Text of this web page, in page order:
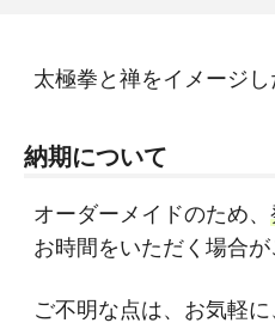
太極拳と禅をイメージし
納期について
オーダーメイドのため、
お時間をいただく場合が
ご不明な点は、お気軽